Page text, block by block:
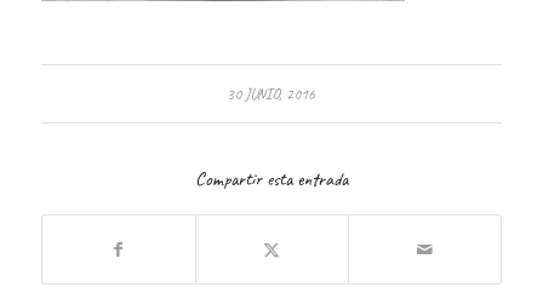
30 JUNIO, 2016
Compartir esta entrada